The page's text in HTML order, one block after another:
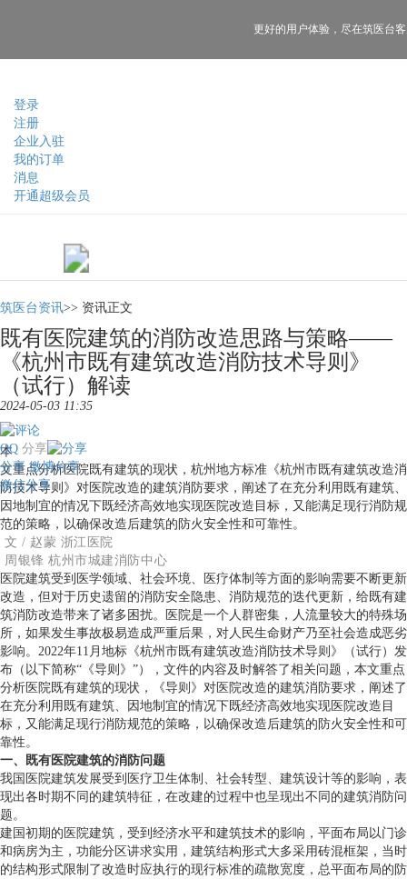
登录
注册
企业入驻
我的订单
消息
开通超级会员
更好的用户体验， 尽在筑医台
筑医台资讯>> 资讯正文
既有医院建筑的消防改造思路与策略——
《杭州市既有建筑改造消防技术导则》
（试行）解读
2024-05-03 11:35
分享
QQ
分享 微博分享
微信分享
本
文重点分析医院既有建筑的现状，杭州地方标准《杭州市既有建筑改造消
防技术导则》对医院改造的建筑消防要求，阐述了在充分利用既有建筑、
因地制宜的情况下既经济高效地实现医院改造目标，又能满足现行消防规
范的策略，以确保改造后建筑的防火安全性和可靠性。
文 / 赵蒙 浙江医院
周银锋 杭州市城建消防中心
医院建筑受到医学领域、社会环境、医疗体制等方面的影响需要不断更新
改造，但对于历史遗留的消防安全隐患、消防规范的迭代更新，给既有建
筑消防改造带来了诸多困扰。医院是一个人群密集，人流量较大的特殊场
所，如果发生事故极易造成严重后果，对人民生命财产乃至社会造成恶劣
影响。2022年11月地标《杭州市既有建筑改造消防技术导则》（试行）发
布（以下简称“《导则》”），文件的内容及时解答了相关问题，本文重点
分析医院既有建筑的现状，《导则》对医院改造的建筑消防要求，阐述了
在充分利用既有建筑、因地制宜的情况下既经济高效地实现医院改造目
标，又能满足现行消防规范的策略，以确保改造后建筑的防火安全性和可
靠性。
一、既有医院建筑的消防问题
我国医院建筑发展受到医疗卫生体制、社会转型、建筑设计等的影响，表
现出各时期不同的建筑特征，在改建的过程中也呈现出不同的建筑消防问
题。
建国初期的医院建筑，受到经济水平和建筑技术的影响，平面布局以门诊
和病房为主，功能分区讲求实用，建筑结构形式大多采用砖混框架，当时
的结构形式限制了改造时应执行的现行标准的疏散宽度，总平面布局的防